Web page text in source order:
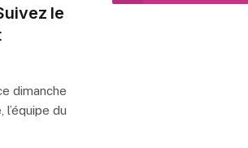
le
dimanche
du